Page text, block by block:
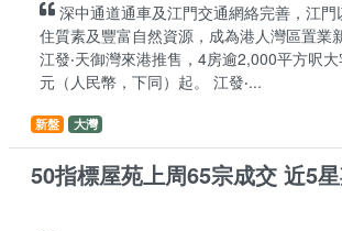
深中通道通車及江門交通網絡完善，江
住質素及豐富自然資源，成為港人灣區置業
江發‧天御灣來港推售，4房逾2,000平方呎
元（人民幣，下同）起。 江發‧...
新盤 大灣
50指標屋苑上周65宗成交 近5